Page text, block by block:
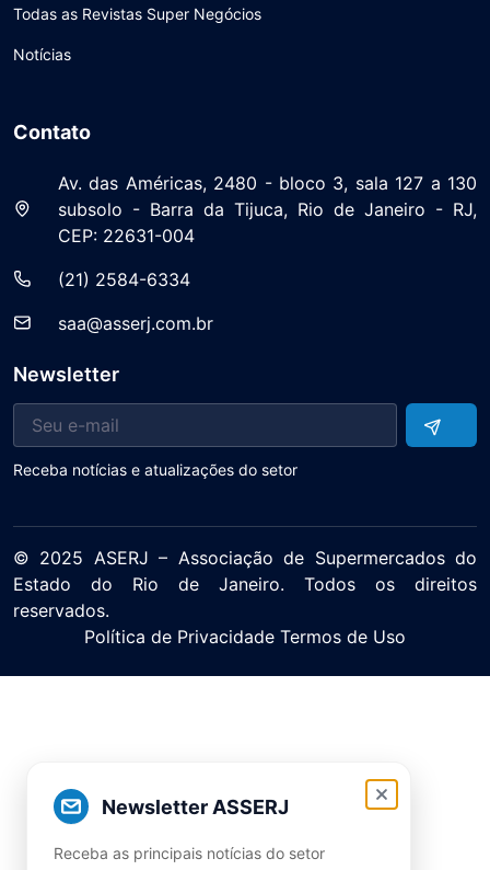
Newsletter ASSERJ
Receba as principais notícias do setor
Todas as Revistas Super Negócios
Notícias
Contato
Av. das Américas, 2480 - bloco 3, sala 127 a 130
subsolo - Barra da Tijuca, Rio de Janeiro - RJ,
CEP: 22631-004
(21) 2584-6334
saa@asserj.com.br
Newsletter
Receba notícias e atualizações do setor
© 2025 ASERJ – Associação de Supermercados do
Estado do Rio de Janeiro. Todos os direitos
reservados.
Política de Privacidade Termos de Uso